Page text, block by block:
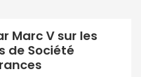
Marc V sur les
de Société